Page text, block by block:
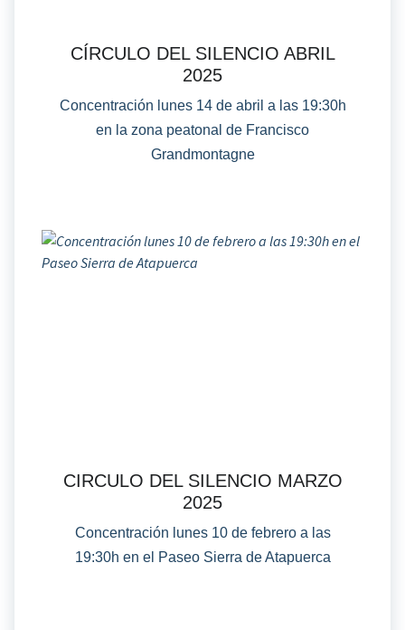
CÍRCULO DEL SILENCIO ABRIL
2025
Concentración lunes 14 de abril a las 19:30h
en la zona peatonal de Francisco
Grandmontagne
CIRCULO DEL SILENCIO MARZO
2025
Concentración lunes 10 de febrero a las
19:30h en el Paseo Sierra de Atapuerca